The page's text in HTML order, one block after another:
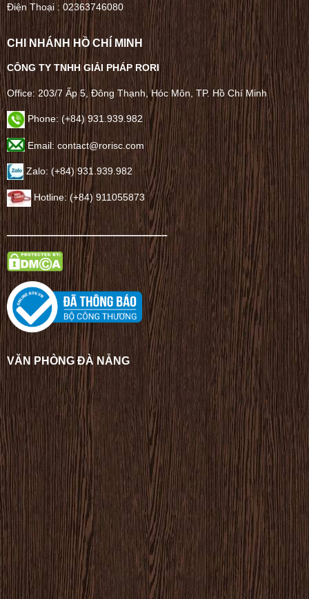
Điện Thoại :02363746080
CHI NHÁNH HỒ CHÍ MINH
CÔNG TY TNHH GIẢI PHÁP RORI
Office: 203/7 Ấp 5, Đông Thạnh, Hóc Môn, TP. Hồ Chí Minh
Phone: (+84) 931.939.982
Email: contact@rorisc.com
Zalo: (+84) 931.939.982
Hotline: (+84) 911055873
——————————————–
VĂN PHÒNG ĐÀ NẴNG